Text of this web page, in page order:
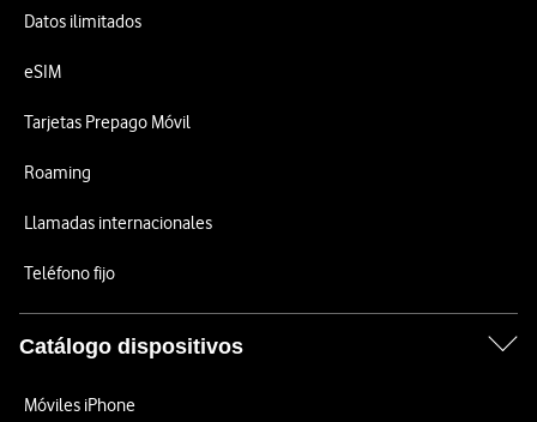
Datos ilimitados
eSIM
Tarjetas Prepago Móvil
Roaming
Llamadas internacionales
Teléfono fijo
Catálogo dispositivos
Móviles iPhone